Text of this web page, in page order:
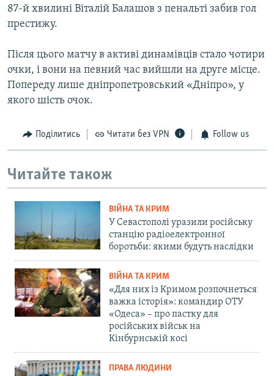
87-й хвилині Віталій Балашов з пенальті забив гол
престижу.
Після цього матчу в активі динамівців стало чотири
очки, і вони на певний час вийшли на друге місце.
Попереду лише дніпропетровський «Дніпро», у
якого шість очок.
Поділитись Читати без VPN Follow us
Читайте також
ВІЙНА ТА КРИМ
У Севастополі уразили російську
станцію радіоелектронної
боротьби: якими будуть наслідки
ВІЙНА ТА КРИМ
«Для них із Кримом розпочнеться
важка історія»: командир ОТУ
«Одеса» – про пастку для
російських військ на
Кінбурнській косі
ПРАВА ЛЮДИНИ